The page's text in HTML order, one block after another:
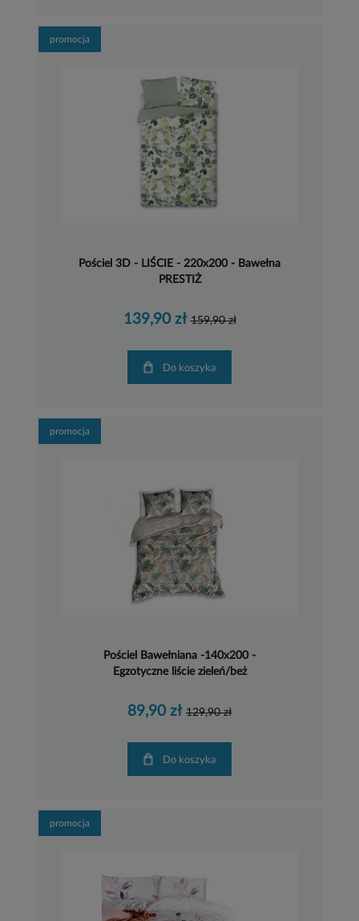
Pościel 3D - LIŚCIE - 220x200 - Bawełna
PRESTIŻ
139,90 zł 159,90 zł
Do koszyka
promocja
Pościel Bawełniana -140x200 -
Egzotyczne liście zieleń/beż
89,90 zł 129,90 zł
Do koszyka
promocja
promocja